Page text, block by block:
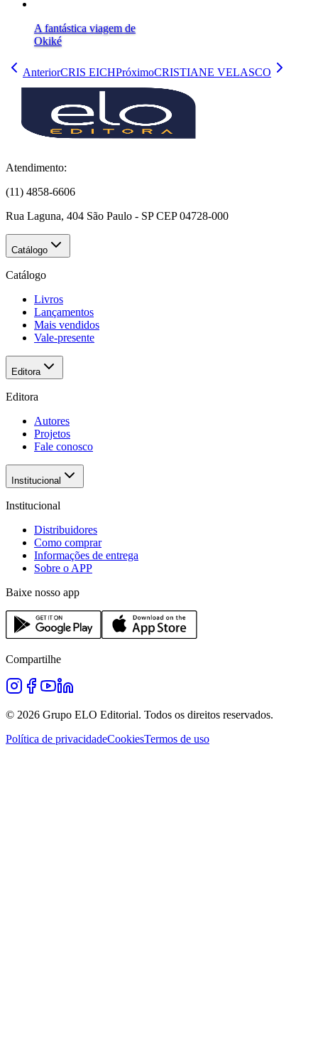
A fantástica viagem de
Okiké
AnteriorCRIS EICHPróximoCRISTIANE VELASCO
Atendimento:
(11) 4858-6606
Rua Laguna, 404 São Paulo - SP CEP 04728-000
Catálogo
Catálogo
Livros
Lançamentos
Mais vendidos
Vale-presente
Editora
Editora
Autores
Projetos
Fale conosco
Institucional
Institucional
Distribuidores
Como comprar
Informações de entrega
Sobre o APP
Baixe nosso app
Compartilhe
© 2026 Grupo ELO Editorial. Todos os direitos reservados.
Política de privacidadeCookiesTermos de uso